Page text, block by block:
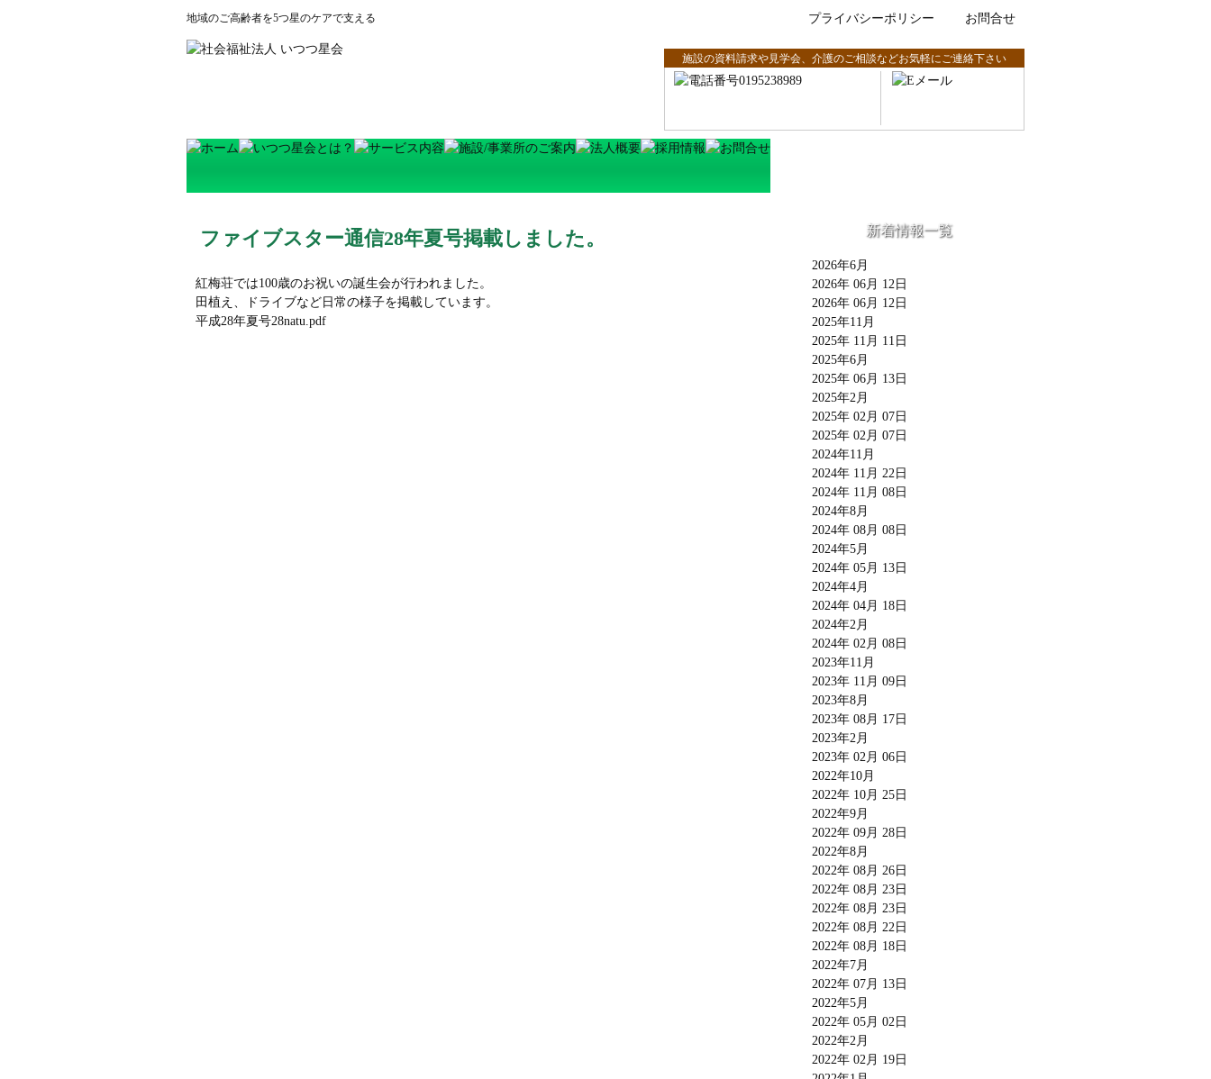
地域のご高齢者を5つ星のケアで支える プライバシーポリシー お問合せ
施設の資料請求や見学会、介護のご相談などお気軽にご連絡下さい
ファイブスター通信28年夏号掲載しました。
紅梅荘では100歳のお祝いの誕生会が行われました。
田植え、ドライブなど日常の様子を掲載しています。
平成28年夏号28natu.pdf
新着情報一覧
2026年6月
2026年 06月 12日
2026年 06月 12日
2025年11月
2025年 11月 11日
2025年6月
2025年 06月 13日
2025年2月
2025年 02月 07日
2025年 02月 07日
2024年11月
2024年 11月 22日
2024年 11月 08日
2024年8月
2024年 08月 08日
2024年5月
2024年 05月 13日
2024年4月
2024年 04月 18日
2024年2月
2024年 02月 08日
2023年11月
2023年 11月 09日
2023年8月
2023年 08月 17日
2023年2月
2023年 02月 06日
2022年10月
2022年 10月 25日
2022年9月
2022年 09月 28日
2022年8月
2022年 08月 26日
2022年 08月 23日
2022年 08月 23日
2022年 08月 22日
2022年 08月 18日
2022年7月
2022年 07月 13日
2022年5月
2022年 05月 02日
2022年2月
2022年 02月 19日